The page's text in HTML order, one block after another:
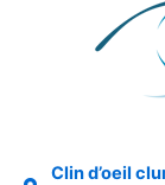
Clin d’oeil